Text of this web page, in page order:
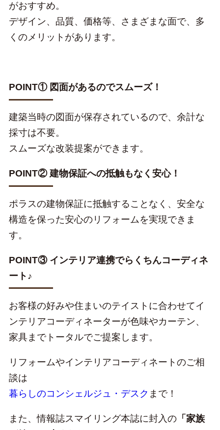
がおすすめ。
デザイン、品質、価格等、さまざまな面で、多
くのメリットがあります。
POINT① 図面があるのでスムーズ！
建築当時の図面が保存されているので、余計な
採寸は不要。
スムーズな改装提案ができます。
POINT② 建物保証への抵触もなく安心！
ポラスの建物保証に抵触することなく、安全な
構造を保った安心のリフォームを実現できま
す。
POINT③ インテリア連携でらくちんコーディネ
ート♪
お客様の好みや住まいのテイストに合わせてイ
ンテリアコーディネーターが色味やカーテン、
家具までトータルでご提案します。
リフォームやインテリアコーディネートのご相
談は
暮らしのコンシェルジュ・デスク まで！
また、情報誌スマイリング本誌に封入の「家族